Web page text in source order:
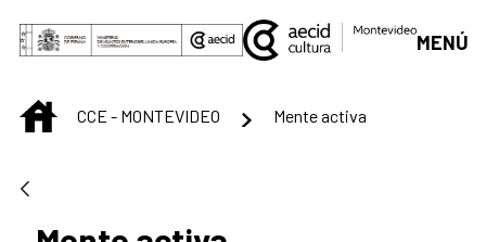
Saltar al contenido principal
MENÚ
INICIOCCE - MONTEVIDEO Mente activa